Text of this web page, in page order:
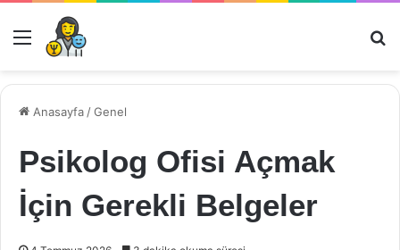
Menü
Anasayfa /Genel
Psikolog Ofisi Açmak
İçin Gerekli Belgeler